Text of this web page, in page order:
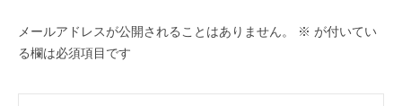
メールアドレスが公開されることはありません。 ※ が付いてい
る欄は必須項目です